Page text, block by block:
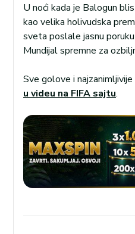
U noći kada je Balogun
kao velika holivudska
sveta poslale jasnu
Mundijal spremne za
Sve golove i
u videu na FIFA sajtu.